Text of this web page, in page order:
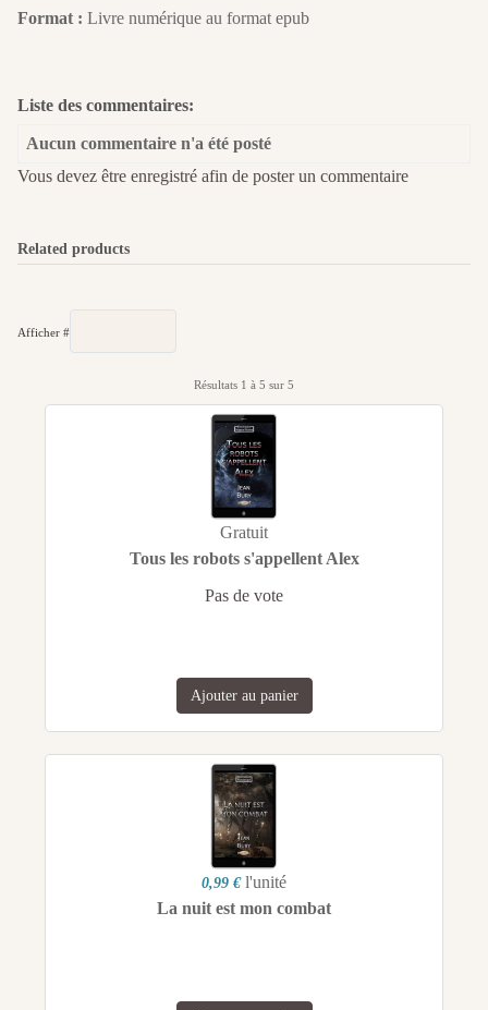
Format : Livre numérique au format epub
Liste des commentaires:
Aucun commentaire n'a été posté
Vous devez être enregistré afin de poster un commentaire
Related products
Afficher #
Résultats 1 à 5 sur 5
Gratuit
Tous les robots s'appellent Alex
Pas de vote
Ajouter au panier
0,99 € l'unité
La nuit est mon combat